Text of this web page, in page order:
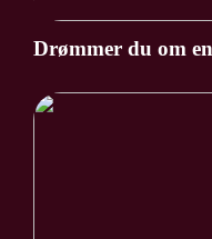
Drømmer du om